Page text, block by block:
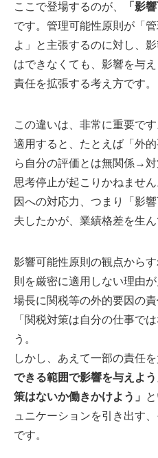
ここで登場するのが、 「影
です。管理可能性原則が「
よ」と主張するのに対し、
はできなくても、影響を与
責任を拡張する考え方です。
この違いは、非常に重要で
適用すると、たとえば「外
ら自分の評価とは無関係→
思考停止が起こりかねませ
因への対応力、つまり「影
夫したかが、業績格差を生ん
影響可能性原則の観点から
則を厳密に適用しない理由
場長に関税等の外的要因の
「関税対策は自分の仕事で
う。
しかし、あえて一部の責任を
できる範囲で影響を与えよ
策はないか働きかけよう」
ュニケーションを引き出す
です。